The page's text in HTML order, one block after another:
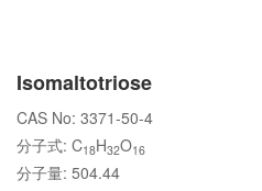
Isomaltotriose
CAS No: 3371-50-4
分子式: C18H32O16
分子量: 504.44